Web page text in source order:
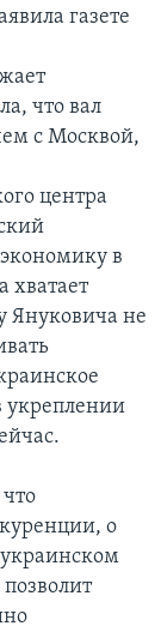
газете
что вал
с Москвой,
центра
в
хватает
Януковича не
укреплении
о